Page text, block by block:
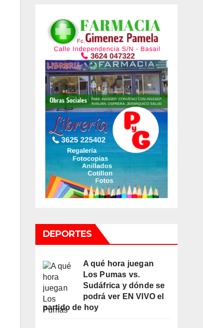
DEPORTES
A qué hora juegan
Los Pumas vs.
Sudáfrica y dónde se
podrá ver EN VIVO el
partido de hoy